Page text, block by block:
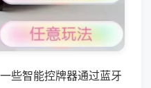
些智能控牌器通过蓝牙